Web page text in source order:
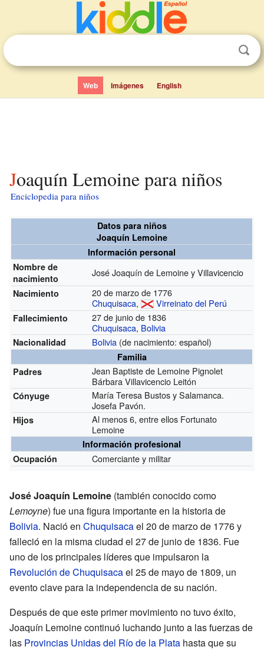
Web Imágenes English
Joaquín Lemoine para niños
Enciclopedia para niños
Datos para niños
Joaquín Lemoine
Información personal
Nombre de
nacimiento
José Joaquín de Lemoine y Villavicencio
Nacimiento
20 de marzo de 1776
Chuquisaca, Virreinato del Perú
Fallecimiento
27 de junio de 1836
Chuquisaca, Bolivia
Nacionalidad Bolivia (de nacimiento: español)
Familia
Padres
Jean Baptiste de Lemoine Pignolet
Bárbara Villavicencio Leitón
Cónyuge
María Teresa Bustos y Salamanca.
Josefa Pavón.
Hijos
Al menos 6, entre ellos Fortunato
Lemoine
Información profesional
Ocupación
Comerciante y militar
José Joaquín Lemoine (también conocido como
Lemoyne) fue una figura importante en la historia de
Bolivia. Nació en Chuquisacael 20 de marzo de 1776 y
falleció en la misma ciudad el 27 de junio de 1836. Fue
uno de los principales líderes que impulsaron la
Revolución de Chuquisacael 25 de mayo de 1809, un
evento clave para la independencia de su nación.
Después de que este primer movimiento no tuvo éxito,
Joaquín Lemoine continuó luchando junto a las fuerzas de
las Provincias Unidas del Río de la Plata hasta que su